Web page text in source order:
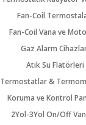
Fan-Coil
Fan-Coil Vana ve
Gaz Alarm
Atık Su Flatörleri
Termostatlar &
Koruma ve Kontrol
2Yol-3Yol On/Off